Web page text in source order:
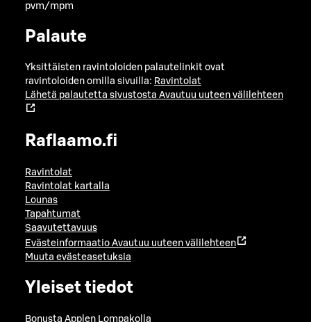
pvm/mpm
Palaute
Yksittäisten ravintoloiden palautelinkit ovat
ravintoloiden omilla sivuilla: Ravintolat
Lähetä palautetta sivustosta Avautuu uuteen välilehteen
Raflaamo.fi
Ravintolat
Ravintolat kartalla
Lounas
Tapahtumat
Saavutettavuus
Evästeinformaatio Avautuu uuteen välilehteen
Muuta evästeasetuksia
Yleiset tiedot
Bonusta Applen Lompakolla